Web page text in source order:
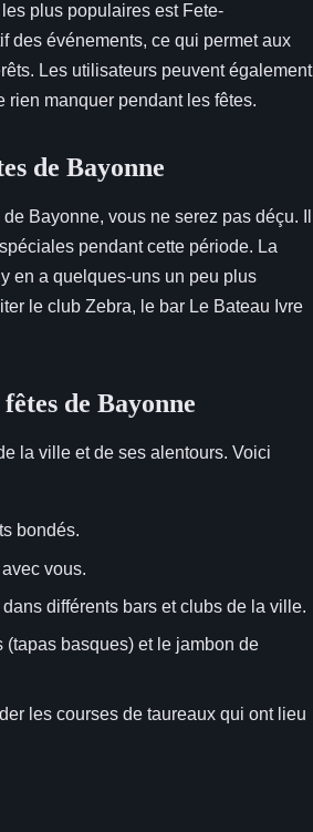
plus populaires est Fete-
des événements, ce qui permet aux
Les utilisateurs peuvent également
rien manquer pendant les fêtes.
de Bayonne
Bayonne, vous ne serez pas déçu. Il
pendant cette période. La
en a quelques-uns un peu plus
le club Zebra, le bar Le Bateau Ivre
de Bayonne
la ville et de ses alentours. Voici
bondés.
vous.
différents bars et clubs de la ville.
basques) et le jambon de
les courses de taureaux qui ont lieu